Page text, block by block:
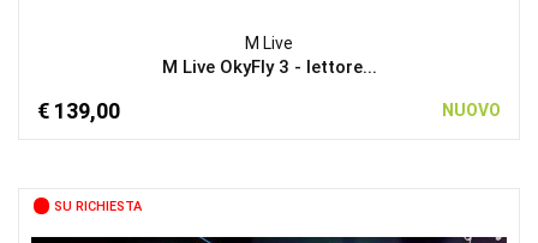
M Live
M Live OkyFly 3 - lettore...
€ 139,00 NUOVO
SU RICHIESTA